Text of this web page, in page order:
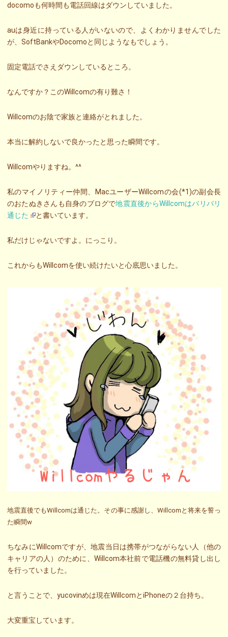
docomoも何時間も電話回線はダウンしていました。
auは身近に持っている人がいないので、よくわかりませんでした
が、SoftBankやDocomoと同じようなもでしょう。
固定電話でさえダウンしているところ。
なんですか？このWillcomの有り難さ！
Willcomのお陰で家族と連絡がとれました。
本当に解約しないで良かったと思った瞬間です。
Willcomやりますね。^^
私のマイノリティー仲間、MacユーザーWillcomの会(*1)の副会長
のおたぬきさんも自身のブログで地震直後からWillcomはバリバリ
通じた
と書いています。
私だけじゃないですよ。にっこり。
これからもWillcomを使い続けたいと心底思いました。
地震直後でもWillcomは通じた。その事に感謝し、Willcomと将来を誓っ
た瞬間w
ちなみにWillcomですが、地震当日は携帯がつながらない人（他の
キャリアの人）のために、Willcom本社前で電話機の無料貸し出し
を行っていました。
と言うことで、yucovinめは現在WillcomとiPhoneの２台持ち。
大変重宝しています。